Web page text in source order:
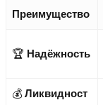
Преимущество
🏆 Надёжность
💰 Ликвидност